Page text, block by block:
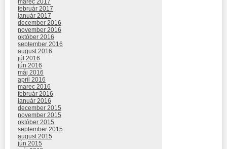
február 2017
január 2017
december 2016
november 2016
október 2016
september 2016
august 2016
júl 2016
jún 2016
máj 2016
apríl 2016
marec 2016
február 2016
január 2016
december 2015
november 2015
október 2015
september 2015
august 2015
jún 2015